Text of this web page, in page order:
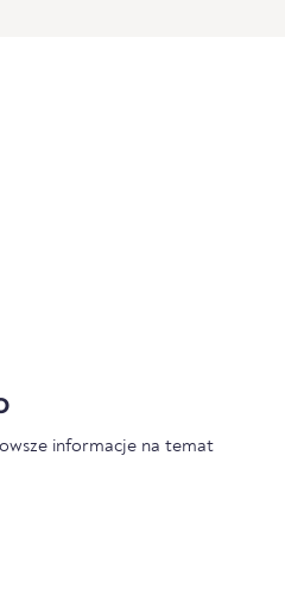
informacje na temat